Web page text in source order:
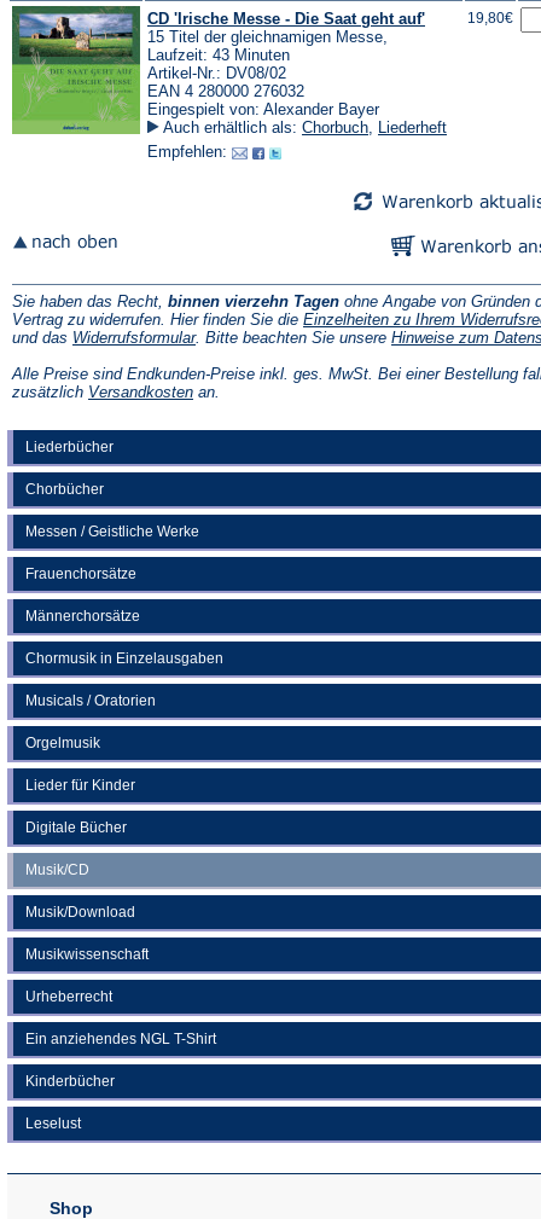
Liederbücher
Chorbücher
Messen / Geistliche Werke
Frauenchorsätze
Männerchorsätze
Chormusik in Einzelausgaben
Musicals / Oratorien
Orgelmusik
Lieder für Kinder
Digitale Bücher
Musik/CD
Musik/Download
Musikwissenschaft
Urheberrecht
Ein anziehendes NGL T-Shirt
Kinderbücher
Leselust
CD 'Irische Messe - Die Saat geht auf'
15 Titel der gleichnamigen Messe,
Laufzeit: 43 Minuten
Artikel-Nr.: DV08/02
EAN 4 280000 276032
Eingespielt von: Alexander Bayer
Auch erhältlich als: Chorbuch, Liederheft
Empfehlen:
19,80€
Sie haben das Recht, binnen vierzehn Tagen ohne Angabe von Gründen
Vertrag zu widerrufen. Hier finden Sie die Einzelheiten zu Ihrem
und das Widerrufsformular(Öffnet
einem
neuen
. Bitte beachten Sie unsere Hinweise zum
Alle Preise sind Endkunden-Preise inkl. ges. MwSt. Bei einer Bestellung
zusätzlich Versandkosten(Öffnet
an.
Shop